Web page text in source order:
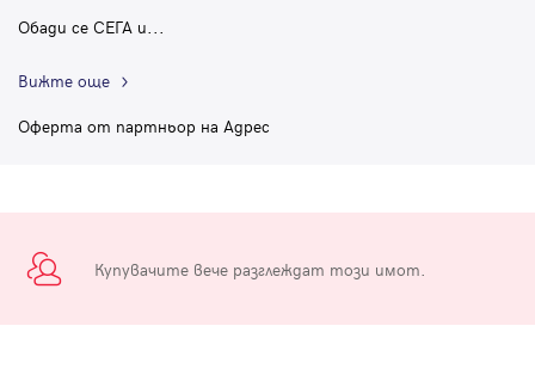
Обади се СЕГА и...
Вижте още
Оферта от партньор на Адрес
Купувачите вече разглеждат този имот.